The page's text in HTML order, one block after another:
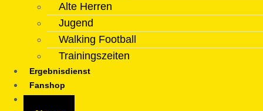
Alte Herren
Jugend
Walking Football
Trainingszeiten
Ergebnisdienst
Fanshop